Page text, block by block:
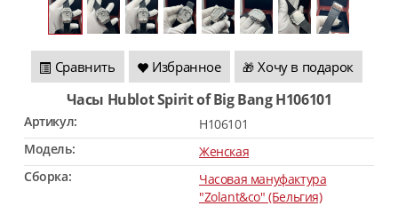
Сравнить Избранное 🎁 Хочу в подарок
Часы Hublot Spirit of Big Bang H106101
Артикул:
H106101
Модель:
Женская
Сборка:
Часовая мануфактура
"Zolant&co" (Бельгия)